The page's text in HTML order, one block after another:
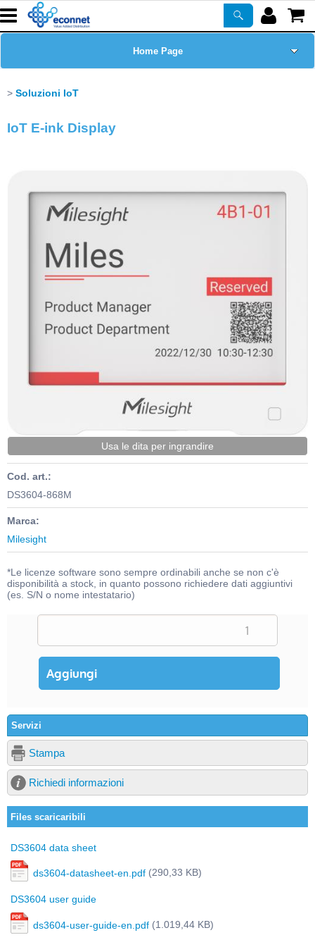
Home Page
ASSISTENZA
Newsletter
PROMO ATTIVE
Soluzioni IoT
IoT E-ink Display
Usa le dita per ingrandire
Cod. art.:
DS3604-868M
Marca:
Milesight
*Le licenze software sono sempre ordinabili anche se non c'è
disponibilità a stock, in quanto possono richiedere dati aggiuntivi
(es. S/N o nome intestatario)
Servizi
Stampa
Richiedi informazioni
Files scaricaribili
DS3604 data sheet
ds3604-datasheet-en.pdf (290,33 KB)
DS3604 user guide
ds3604-user-guide-en.pdf (1.019,44 KB)